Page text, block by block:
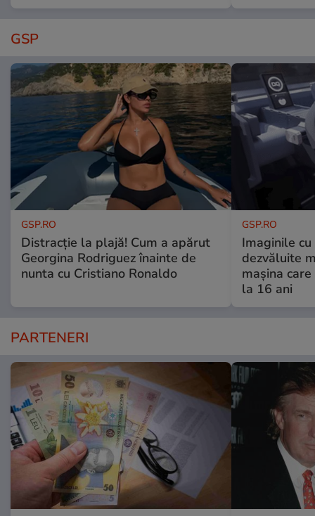
GSP
GSP.RO
Distracție la plajă! Cum a apărut
Georgina Rodriguez înainte de
nunta cu Cristiano Ronaldo
GSP.RO
Imaginile
dezvăluite
mașina
la 16 ani
PARTENERI